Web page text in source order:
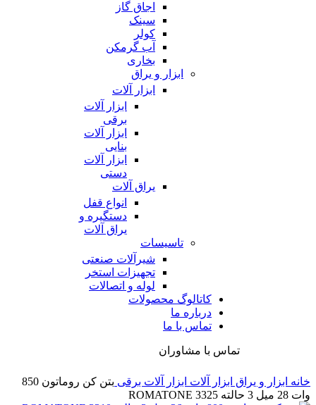
اجاق گاز
سینک
کولر
آب گرمکن
بخاری
ابزار و یراق
ابزار آلات
ابزار آلات
برقی
ابزار آلات
بنایی
ابزار آلات
دستی
یراق آلات
انواع قفل
دستگیره و
یراق آلات
تاسیسات
شیرآلات صنعتی
تجهیزات استخر
لوله و اتصالات
کاتالوگ محصولات
درباره ما
تماس با ما
تماس با مشاوران
خانه ابزار و یراق ابزار آلات ابزار آلات برقی
بتن کن روماتون 850
وات 28 میل 3 حالته ROMATONE 3325